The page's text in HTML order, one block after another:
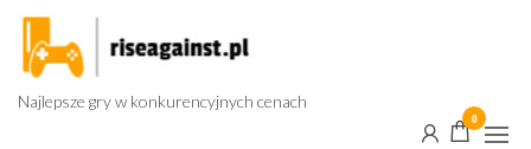
Przejdź
treści
Najlepsze gry w konkurencyjnych cenach
0